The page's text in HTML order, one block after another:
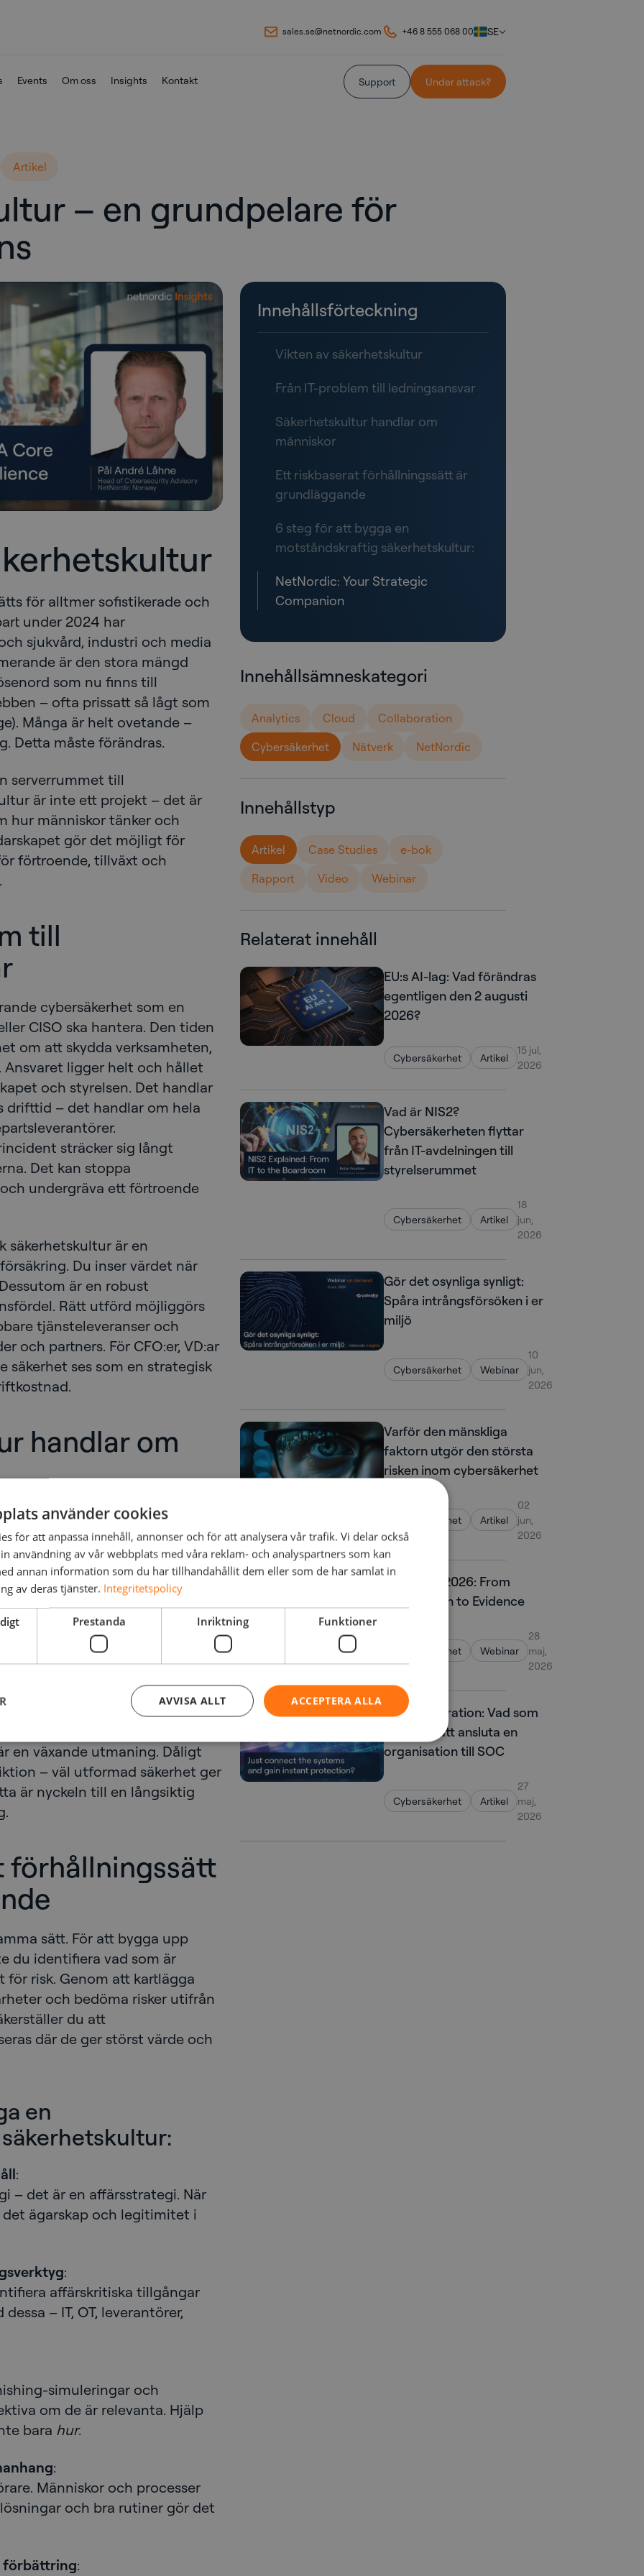
sales.se@netnordic.com +46 8 555 068 00 SE
Events Om oss Insights Kontakt Support Under attack?
Artikel
– en grundpelare för
för alltmer sofistikerade och
under 2024 har
sjukvård, industri och media
är den stora mängd
som nu finns till
– ofta prissatt så lågt som
Många är helt ovetande –
Detta måste förändras.
serverrummet till
är inte ett projekt – det är
hur människor tänker och
gör det möjligt för
förtroende, tillväxt och
till
cybersäkerhet som en
CISO ska hantera. Den tiden
om att skydda verksamheten,
ligger helt och hållet
och styrelsen. Det handlar
drifttid – det handlar om hela
sträcker sig långt
Det kan stoppa
undergräva ett förtroende
säkerhetskultur är en
Du inser värdet när
är en robust
Rätt utförd möjliggörs
tjänsteleveranser och
och partners. För CFO:er, VD:ar
säkerhet ses som en strategisk
handlar om
av mänskligt felande (World
infrastruktur är kraftlös om
Kultur handlar om attityd,
Det handlar om
för människor vad de ska
det är viktigt. Enbart
Det är skillnad på att
och att få det att lyckas.
av förändringsledning,
Interna hot – både
en växande utmaning. Dåligt
– väl utformad säkerhet ger
är nyckeln till en långsiktig
förhållningssätt
sätt. För att bygga upp
du identifiera vad som är
risk. Genom att kartlägga
och bedöma risker utifrån
du att
där de ger störst värde och
en
:
– det är en affärsstrategi. När
det ägarskap och legitimitet i
:
affärskritiska tillgångar
– IT, OT, leverantörer,
simuleringar och
om de är relevanta. Hjälp
bara hur.
:
Människor och processer
och bra rutiner gör det
förbättring:
Innehållsförteckning
Vikten av säkerhetskultur
Från IT-problem till ledningsansvar
Säkerhetskultur handlar om
människor
Ett riskbaserat förhållningssätt är
grundläggande
6 steg för att bygga en
motståndskraftig säkerhetskultur:
NetNordic: Your Strategic
Companion
Innehållsämneskategori
Analytics Cloud
Collaboration
Cybersäkerhet
Nätverk NetNordic
Innehållstyp
Artikel Case Studies
e-bok
Rapport
Video Webinar
Relaterat innehåll
EU:s AI-lag: Vad förändras
egentligen den 2 augusti
2026?
Cybersäkerhet Artikel
15 jul,
2026
Vad är NIS2?
Cybersäkerheten flyttar
från IT-avdelningen till
styrelserummet
Cybersäkerhet Artikel
18
jun,
2026
Gör det osynliga synligt:
Spåra intrångsförsöken i er
miljö
Cybersäkerhet Webinar
10
jun,
2026
Varför den mänskliga
faktorn utgör den största
risken inom cybersäkerhet
Cybersäkerhet Artikel
02
jun,
2026
CyberTalk 2026: From
Assumption to Evidence
Cybersäkerhet Webinar
28
maj,
2026
SOC-integration: Vad som
krävs för att ansluta en
organisation till SOC
Cybersäkerhet Artikel
27
maj,
2026
använder cookies
för att anpassa innehåll, annonser och för att analysera vår trafik. Vi delar också
användning av vår webbplats med våra reklam- och analyspartners som kan
annan information som du har tillhandahållit dem eller som de har samlat in
av deras tjänster. Integritetspolicy
Prestanda Inriktning Funktioner
ACCEPTERA ALLA
AVVISA ALLT